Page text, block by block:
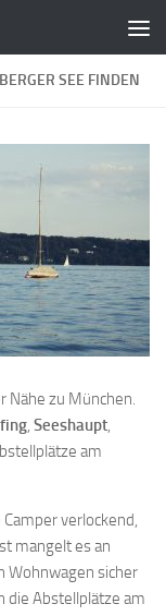
SEE FINDEN
Nähe zu München.
, Seeshaupt,
am
verlockend,
mangelt es an
Wohnwagen sicher
die Abstellplätze am